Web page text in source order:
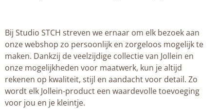
Bij Studio STCH streven we ernaar om elk bezoek aan
onze webshop zo persoonlijk en zorgeloos mogelijk te
maken. Dankzij de veelzijdige collectie van Jollein en
onze mogelijkheden voor maatwerk, kun je altijd
rekenen op kwaliteit, stijl en aandacht voor detail. Zo
wordt elk Jollein-product een waardevolle toevoeging
voor jou en je kleintje.